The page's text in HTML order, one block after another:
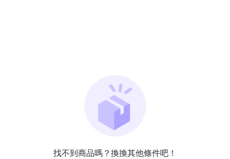
找不到商品嗎？換換其他條件吧！